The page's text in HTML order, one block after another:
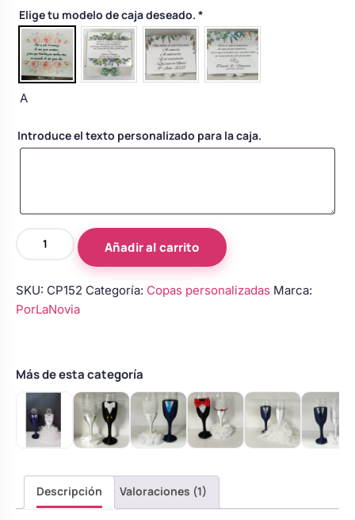
Elige tu modelo de caja deseado. *
A
Introduce el texto personalizado para la caja.
Copas
personalizadas
–
cantidad
Añadir al carrito
SKU: CP152 Categoría: Copas personalizadas Marca:
PorLaNovia
Más de esta categoría
Descripción Valoraciones (1)